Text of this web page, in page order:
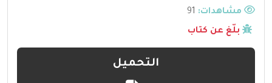
مشاهدات:
بلّغ عن كتاب
التحميل